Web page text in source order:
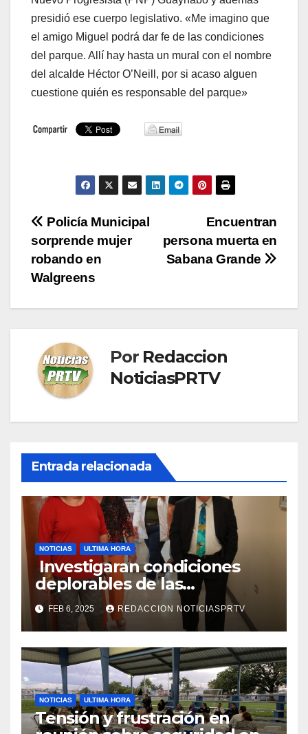
presidió ese cuerpo legislativo. «Me imagino que
el amigo Miguel podrá dar fe de las condiciones
del parque. Allí hay hasta un mural con el nombre
del alcalde Héctor O’Neill, por si acaso alguen
cuestione quién es responsable del parque»
Navegación
de
entradas
Encuentran
persona muerta en
Sabana Grande
Policía Municipal
sorprende mujer
robando en
Walgreens
Por Redaccion
NoticiasPRTV
Entrada relacionada
NOTICIAS ULTIMA HORA
Investigaran condiciones
deplorables de las
facilidades el Departamento
de la Salud en Mayagüez
FEB 6, 2025 REDACCION NOTICIASPRTV
NOTICIAS ULTIMA HORA
Tensión y frustración en